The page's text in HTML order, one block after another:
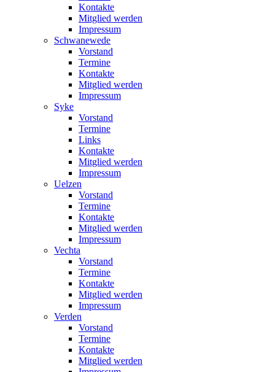
Kontakte
Mitglied werden
Impressum
Schwanewede
Vorstand
Termine
Kontakte
Mitglied werden
Impressum
Syke
Vorstand
Termine
Links
Kontakte
Mitglied werden
Impressum
Uelzen
Vorstand
Termine
Kontakte
Mitglied werden
Impressum
Vechta
Vorstand
Termine
Kontakte
Mitglied werden
Impressum
Verden
Vorstand
Termine
Kontakte
Mitglied werden